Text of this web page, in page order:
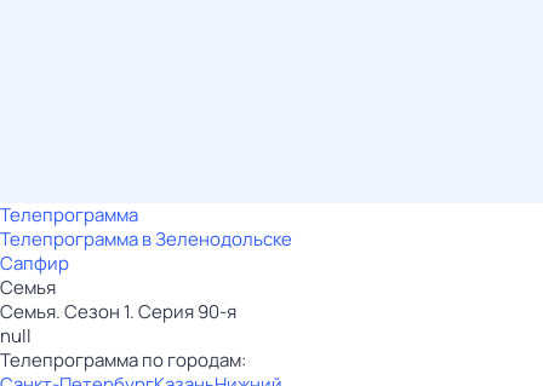
Телепрограмма
Телепрограмма в Зеленодольске
Сапфир
Семья
Семья. Сезон 1. Серия 90-я
null
Телепрограмма по городам: